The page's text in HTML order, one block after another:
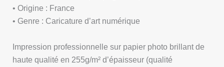
• Origine : France
• Genre : Caricature d’art numérique
Impression professionnelle sur papier photo brillant de
haute qualité en 255g/m² d’épaisseur (qualité